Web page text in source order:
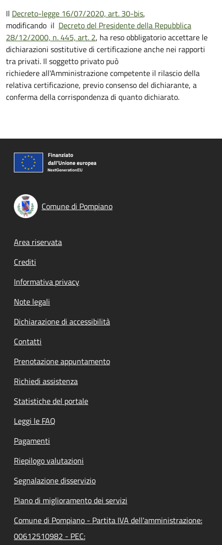
Il Decreto-legge 16/07/2020, art. 30-bis,
modificando il Decreto del Presidente della Repubblica
28/12/2000, n. 445, art. 2, ha reso obbligatorio accettare le
dichiarazioni sostitutive di certificazione anche nei rapporti
tra privati. Il soggetto privato può
richiedere all'Amministrazione competente il rilascio della
relativa certificazione, previo consenso del dichiarante, a
conferma della corrispondenza di quanto dichiarato.
Comune di Pompiano
Footer menu
Area riservata
Crediti
Informativa privacy
Note legali
Dichiarazione di accessibilità
Contatti
Prenotazione appuntamento
Richiedi assistenza
Statistiche del portale
Leggi le FAQ
Pagamenti
Riepilogo valutazioni
Segnalazione disservizio
Piano di miglioramento dei servizi
Comune di Pompiano - Partita IVA dell'amministrazione:
00612510982 - PEC: